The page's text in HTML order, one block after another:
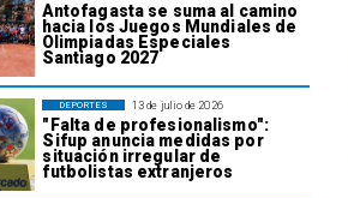
Antofagasta se suma al camino
hacia los Juegos Mundiales de
Olimpiadas Especiales
Santiago 2027
13 de julio de 2026
"Falta de profesionalismo":
Sifup anuncia medidas por
situación irregular de
futbolistas extranjeros
DEPORTES